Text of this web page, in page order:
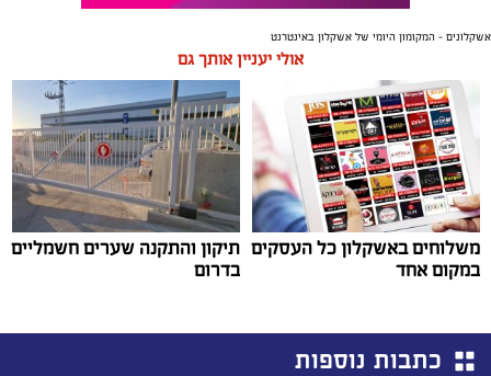
אשקלונים - המקומון היומי של אשקלון באינטרנט
אולי יעניין אותך גם
משלוחים באשקלון כל העסקים
במקום אחד
תיקון והתקנה שערים חשמליים
בדרום
כתבות נוספות